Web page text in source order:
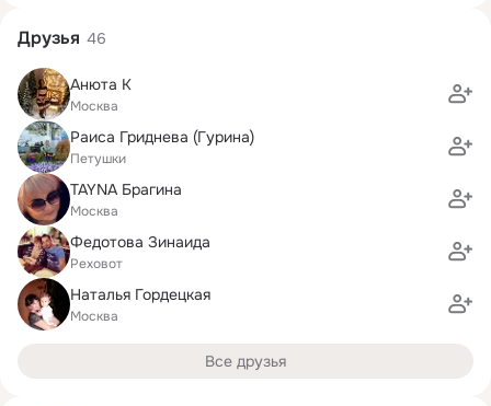
Друзья 46
Aнютa К
Москва
Раиса Гриднева (Гурина)
Петушки
TAYNA Брагина
Москва
Федотова Зинаида
Реховот
Наталья Гордецкая
Москва
Все друзья